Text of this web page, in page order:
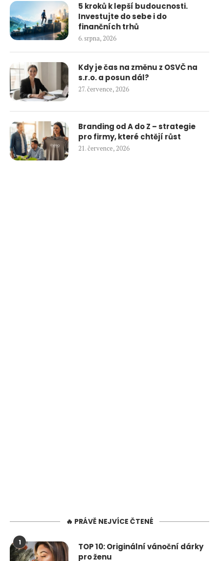
5 kroků k lepší budoucnosti.
Investujte do sebe i do
finančních trhů
6. srpna, 2026
Kdy je čas na změnu z OSVČ na
s.r.o. a posun dál?
27. července, 2026
Branding od A do Z – strategie
pro firmy, které chtějí růst
21. července, 2026
🔥 PRÁVĚ NEJVÍCE ČTENÉ
1
TOP 10: Originální vánoční dárky
pro ženu